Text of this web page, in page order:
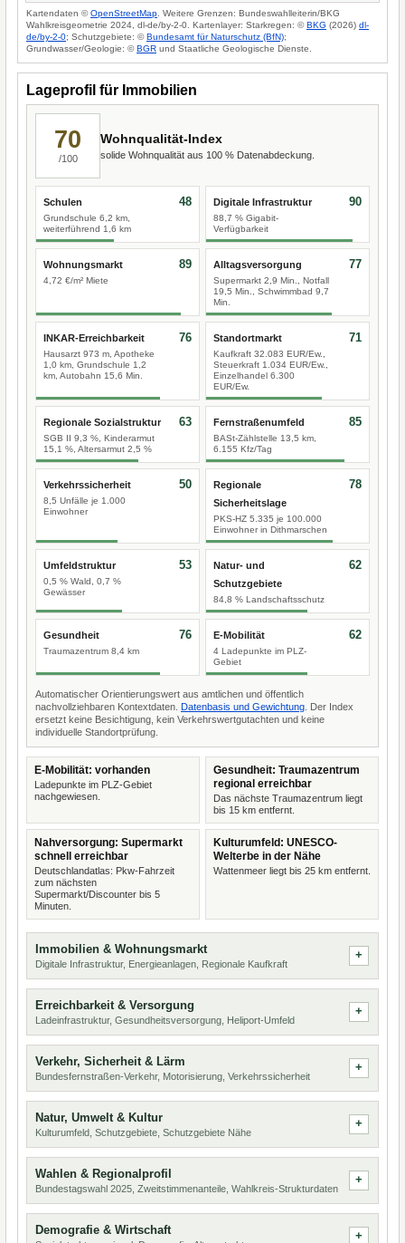
Kartendaten ©OpenStreetMap . Weitere Grenzen: Bundeswahlleiterin/BKG
Wahlkreisgeometrie 2024, dl-de/by-2-0. Kartenlayer: Starkregen: ©BKG (2026) dl-
de/by-2-0; Schutzgebiete: ©Bundesamt für Naturschutz (BfN);
Grundwasser/Geologie: ©BGR und Staatliche Geologische Dienste.
Lageprofil für Immobilien
70
/100
Wohnqualität-Index
solide Wohnqualität aus 100 % Datenabdeckung.
Schulen
Grundschule 6,2 km,
weiterführend 1,6 km
48 Digitale Infrastruktur
88,7 % Gigabit-
Verfügbarkeit
90
Wohnungsmarkt
4,72 €/m² Miete
89 Alltagsversorgung
Supermarkt 2,9 Min., Notfall
19,5 Min., Schwimmbad 9,7
Min.
77
INKAR-Erreichbarkeit
Hausarzt 973 m, Apotheke
1,0 km, Grundschule 1,2
km, Autobahn 15,6 Min.
76 Standortmarkt
Kaufkraft 32.083 EUR/Ew.,
Steuerkraft 1.034 EUR/Ew.,
Einzelhandel 6.300
EUR/Ew.
71
Regionale Sozialstruktur
SGB II 9,3 %, Kinderarmut
15,1 %, Altersarmut 2,5 %
63 Fernstraßenumfeld
BASt-Zählstelle 13,5 km,
6.155 Kfz/Tag
85
Verkehrssicherheit
8,5 Unfälle je 1.000
Einwohner
50
Regionale
Sicherheitslage
PKS-HZ 5.335 je 100.000
Einwohner in Dithmarschen
78
Umfeldstruktur
0,5 % Wald, 0,7 %
Gewässer
53
Natur- und
Schutzgebiete
84,8 % Landschaftsschutz
62
Gesundheit
Traumazentrum 8,4 km
76 E-Mobilität
4 Ladepunkte im PLZ-
Gebiet
62
Automatischer Orientierungswert aus amtlichen und öffentlich
nachvollziehbaren Kontextdaten. Datenbasis und Gewichtung . Der Index
ersetzt keine Besichtigung, kein Verkehrswertgutachten und keine
individuelle Standortprüfung.
E-Mobilität: vorhanden
Ladepunkte im PLZ-Gebiet
nachgewiesen.
Gesundheit: Traumazentrum
regional erreichbar
Das nächste Traumazentrum liegt
bis 15 km entfernt.
Nahversorgung: Supermarkt
schnell erreichbar
Deutschlandatlas: Pkw-Fahrzeit
zum nächsten
Supermarkt/Discounter bis 5
Minuten.
Kulturumfeld: UNESCO-
Welterbe in der Nähe
Wattenmeer liegt bis 25 km entfernt.
Immobilien & Wohnungsmarkt
Digitale Infrastruktur, Energieanlagen, Regionale Kaufkraft
Erreichbarkeit & Versorgung
Ladeinfrastruktur, Gesundheitsversorgung, Heliport-Umfeld
Verkehr, Sicherheit & Lärm
Bundesfernstraßen-Verkehr, Motorisierung, Verkehrssicherheit
Natur, Umwelt & Kultur
Kulturumfeld, Schutzgebiete, Schutzgebiete Nähe
Wahlen & Regionalprofil
Bundestagswahl 2025, Zweitstimmenanteile, Wahlkreis-Strukturdaten
Demografie & Wirtschaft